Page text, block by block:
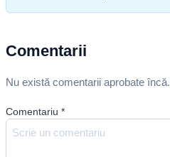
Comentarii
Nu există comentarii aprobate încă.
Comentariu *